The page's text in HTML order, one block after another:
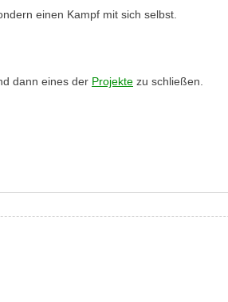
einen Kampf mit sich selbst.
dann eines der Projekte zu schließen.